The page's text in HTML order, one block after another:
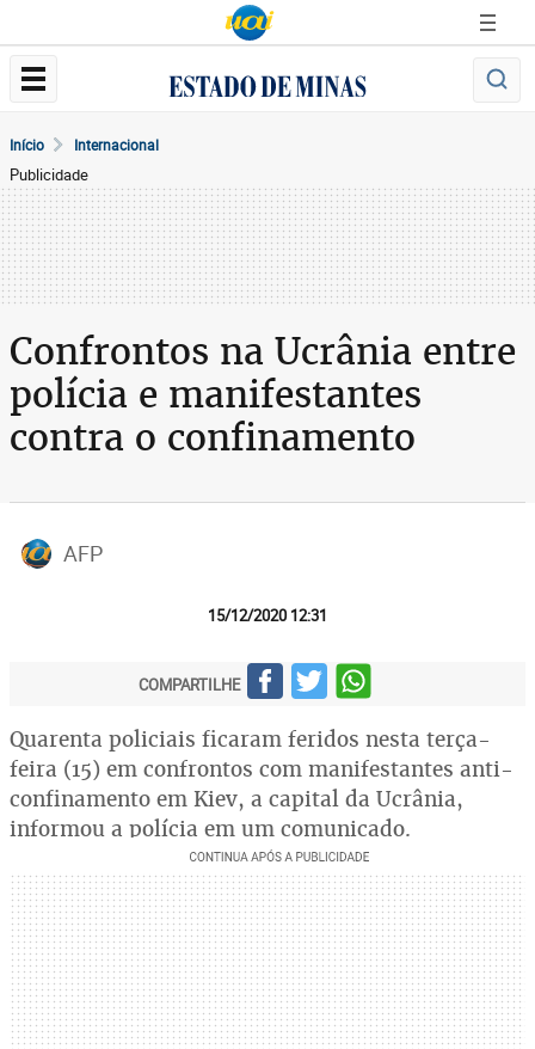
Início Internacional
Publicidade
Confrontos na Ucrânia entre
polícia e manifestantes
contra o confinamento
AFP
15/12/2020 12:31
COMPARTILHE
Quarenta policiais ficaram feridos nesta terça-
feira (15) em confrontos com manifestantes anti-
confinamento em Kiev, a capital da Ucrânia,
informou a polícia em um comunicado.